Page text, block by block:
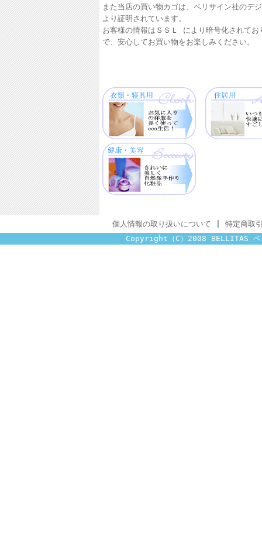
また当店の買い物カゴは、ベリサイン社のデ
より証明されています。
お客様の情報はＳＳＬ により暗号化されてお
で、安心してお買い物をお楽しみください。
個人情報の取り扱いについて
特定商取
Copyright（C）2008 BELLITAS